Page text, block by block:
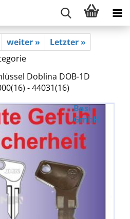
weiter »
Letzter »
Doblina DOB-1D
- 44031(16)
Basi
GmbH